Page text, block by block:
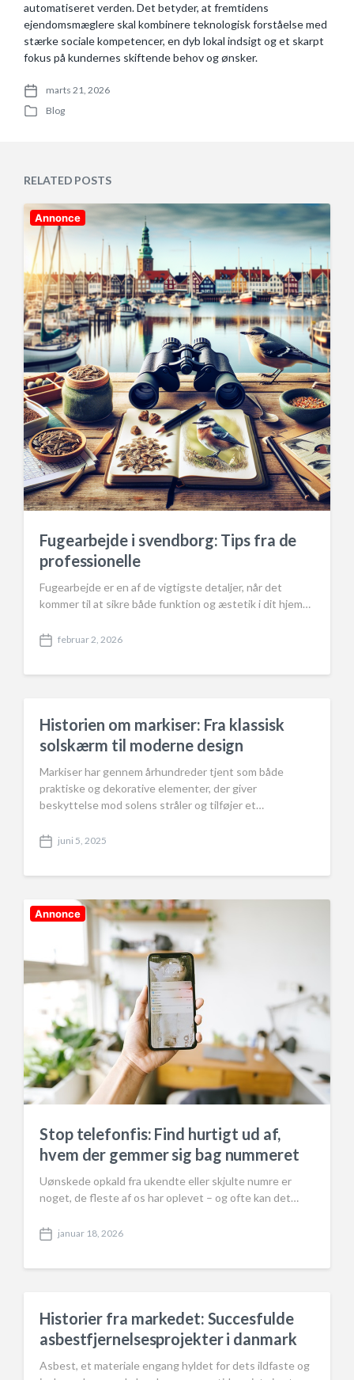
automatiseret verden. Det betyder, at fremtidens
ejendomsmæglere skal kombinere teknologisk forståelse med
stærke sociale kompetencer, en dyb lokal indsigt og et skarpt
fokus på kundernes skiftende behov og ønsker.
P
t
marts 21, 2026
P
d
i
Blog
RELATED POSTS
Annonce
Fugearbejde i svendborg: Tips fra de
professionelle
Fugearbejde er en af de vigtigste detaljer, når det
kommer til at sikre både funktion og æstetik i dit hjem…
P
s
a
t
e
februar 2, 2026
Historien om markiser: Fra klassisk
solskærm til moderne design
Markiser har gennem århundreder tjent som både
praktiske og dekorative elementer, der giver
beskyttelse mod solens stråler og tilføjer et…
P
s
d
a
juni 5, 2025
Annonce
Stop telefonfis: Find hurtigt ud af,
hvem der gemmer sig bag nummeret
Uønskede opkald fra ukendte eller skjulte numre er
noget, de fleste af os har oplevet – og ofte kan det…
P
s
a
t
e
januar 18, 2026
Historier fra markedet: Succesfulde
asbestfjernelsesprojekter i danmark
Asbest, et materiale engang hyldet for dets ildfaste og